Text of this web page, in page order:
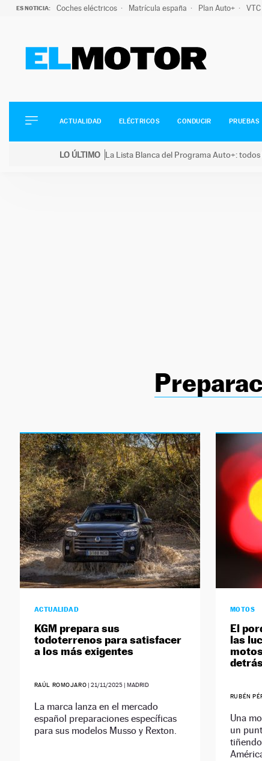
ES NOTICIA: Coches eléctricos Matrícula españa Plan Auto+ VTC
ELÉCTRICOS
CONDUCIR
ACTUALIDAD ELÉCTRICOS CONDUCIR PRUEBAS
LO ÚLTIMO La Lista Blanca del Programa Auto+:
ACTUALIDAD
KGM prepara sus
todoterrenos para satisfacer
a los más exigentes
RAÚL ROMOJARO |21/11/2025 | MADRID
La marca lanza en el mercado
español preparaciones específicas
para sus modelos Musso y Rexton.
MOTOS
El
las
RUBÉN
Una
un